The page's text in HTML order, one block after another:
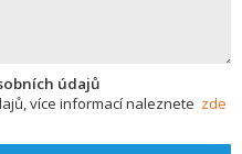
údajů
více informací naleznete zde